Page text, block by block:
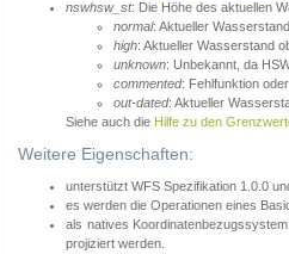
nswhsw_st: Die Höhe des aktuellen
normal: Aktueller
high: Aktueller Wasserstand
unknown: Unbekannt, da
commented: Fehlfunktion
out-dated: Aktueller
Siehe auch die Hilfe zu den
Weitere Eigenschaften:
unterstützt WFS Spezifikation 1.0.0
es werden die Operationen eines
als natives
projiziert werden.